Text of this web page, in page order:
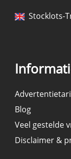
Stocklots-
Blog
Veel gestelde
Disclaimer &